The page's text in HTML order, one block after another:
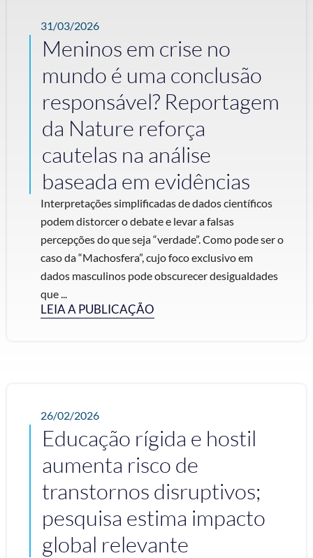
31/03/2026
Meninos em crise no
mundo é uma conclusão
responsável? Reportagem
da Nature reforça
cautelas na análise
baseada em evidências
Interpretações simplificadas de dados científicos
podem distorcer o debate e levar a falsas
percepções do que seja “verdade”. Como pode ser o
caso da “Machosfera”, cujo foco exclusivo em
dados masculinos pode obscurecer desigualdades
que ...
LEIA A PUBLICAÇÃO
26/02/2026
Educação rígida e hostil
aumenta risco de
transtornos disruptivos;
pesquisa estima impacto
global relevante